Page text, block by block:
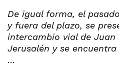
De igual forma, el
y fuera del plazo, se
intercambio vial de Juan
Jerusalén y se encuentra
…